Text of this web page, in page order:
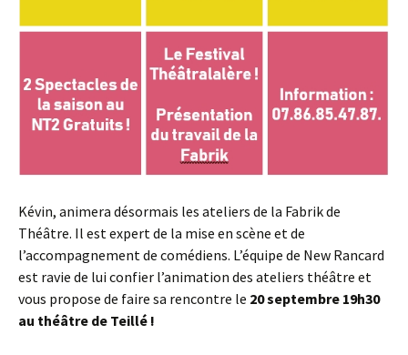
Kévin, animera désormais les ateliers de la Fabrik de
Théâtre. Il est expert de la mise en scène et de
l’accompagnement de comédiens. L’équipe de New Rancard
est ravie de lui confier l’animation des ateliers théâtre et
vous propose de faire sa rencontre le 20 septembre 19h30
au théâtre de Teillé !